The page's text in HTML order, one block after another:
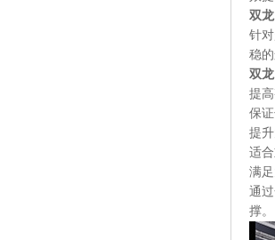
双
针
稳
双
提
保
提
适
满
通
撑。